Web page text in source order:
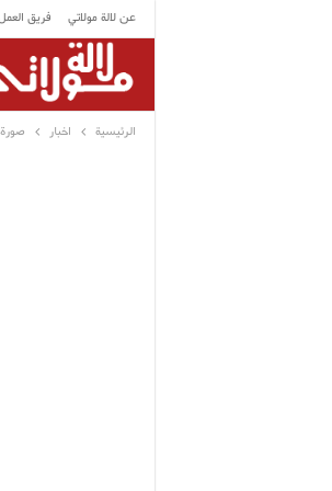
عن لالة مولاتي فريق
الرئيسية اخبار